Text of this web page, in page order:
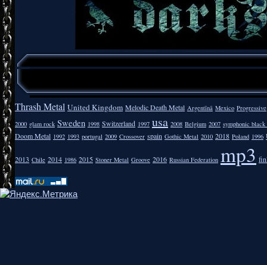
Thrash Metal United Kingdom Melodic Death Metal Argentīnā Mexico Progressive
2000 glam rock Sweden 1998 Switzerland 1997 usa 2008 Belgium 2007 symphonic
Doom Metal 1992 1993 portugal 2009 Crossover spain Gothic Metal 2010 2018 Poland 1996
2013 Chile 2014 1986 2015 Stoner Metal Groove 2016 Russian Federation mp3